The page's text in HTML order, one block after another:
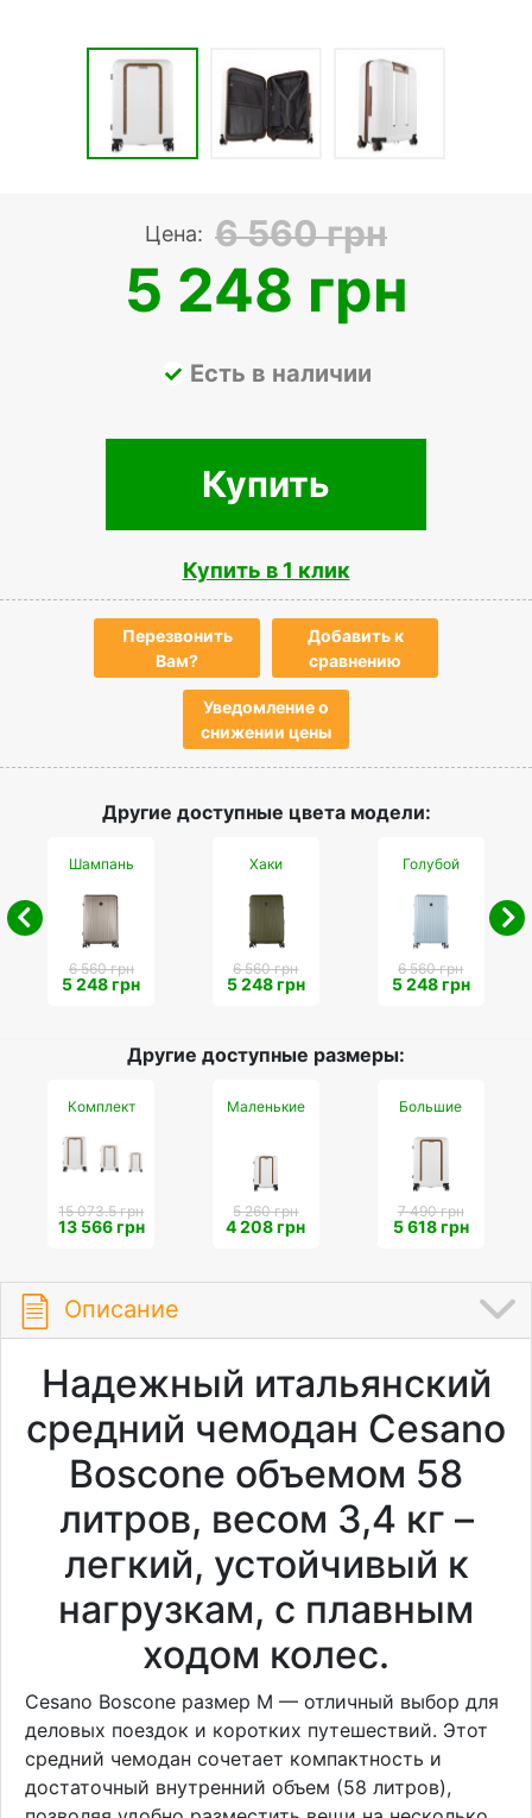
Цена: 6 560 грн
5 248 грн
Есть в наличии
Купить
Купить в 1 клик
Перезвонить
Вам?
Добавить к
сравнению
Уведомление о
снижении цены
Другие доступные цвета модели:
Шампань
6 560 грн
5 248 грн
Хаки
6 560 грн
5 248 грн
Голубой
6 560 грн
5 248 грн
Другие доступные размеры:
Комплект
15 073.5 грн
13 566 грн
Маленькие
5 260 грн
4 208 грн
Большие
7 490 грн
5 618 грн
Описание
Надежный итальянский
средний чемодан Cesano
Boscone объемом 58
литров, весом 3,4 кг –
легкий, устойчивый к
нагрузкам, с плавным
ходом колес.
Cesano Boscone размер M — отличный выбор для
деловых поездок и коротких путешествий. Этот
средний чемодан сочетает компактность и
достаточный внутренний объем (58 литров),